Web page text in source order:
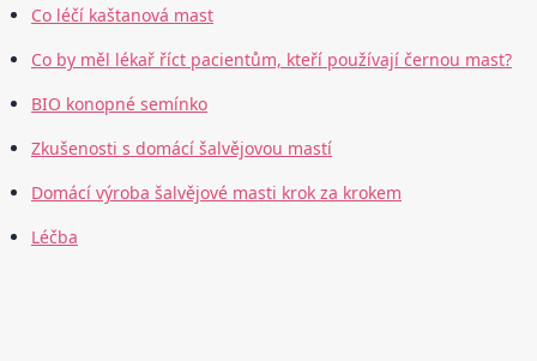
Co léčí kaštanová mast
Co by měl lékař říct pacientům, kteří používají černou mast?
BIO konopné semínko
Zkušenosti s domácí šalvějovou mastí
Domácí výroba šalvějové masti krok za krokem
Léčba